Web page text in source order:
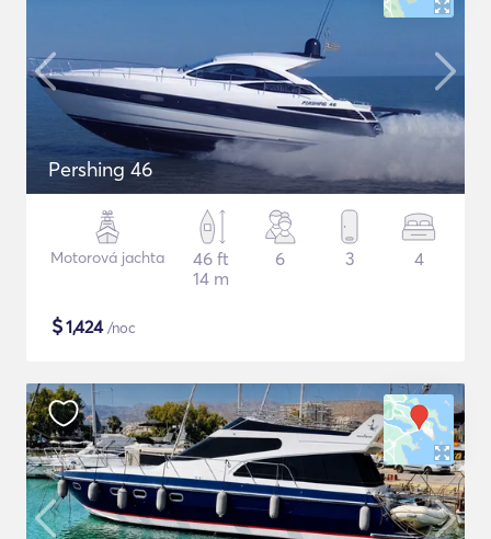
Pershing 46
Motorová jachta
46 ft
14 m
6 3 4
$1,424/noc